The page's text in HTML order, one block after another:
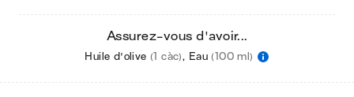
Assurez-vous d'avoir...
Huile d'olive (1 càc), Eau (100 ml)